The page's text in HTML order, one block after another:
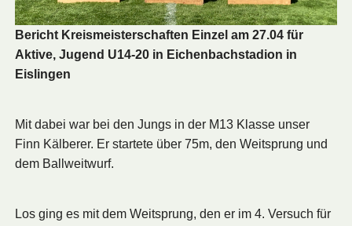
Bericht Kreismeisterschaften Einzel am 27.04 für
Aktive, Jugend U14-20 in Eichenbachstadion in
Eislingen
Mit dabei war bei den Jungs in der M13 Klasse unser
Finn Kälberer. Er startete über 75m, den Weitsprung und
dem Ballweitwurf.
Los ging es mit dem Weitsprung, den er im 4. Versuch für